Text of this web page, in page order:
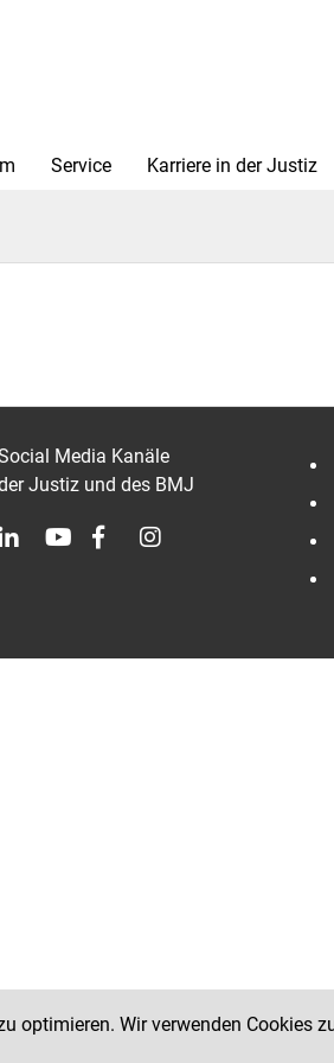
Service Karriere in der Justiz
Media Kanäle
Justiz und des BMJ
optimieren. Wir verwenden Cookies